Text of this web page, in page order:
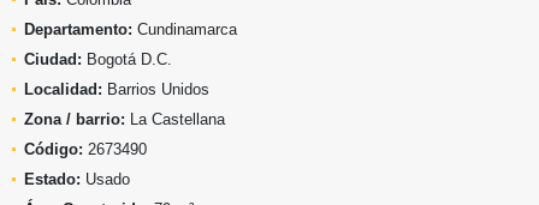
Departamento: Cundinamarca
Ciudad: Bogotá D.C.
Localidad: Barrios Unidos
Zona / barrio: La Castellana
Código: 2673490
Estado: Usado